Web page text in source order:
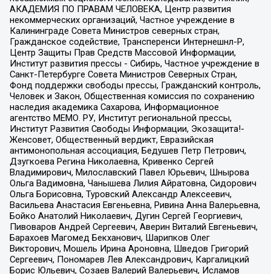
АКАДЕМИЯ ПО ПРАВАМ ЧЕЛОВЕКА, Центр развития
некоммерческих организаций, Частное учреждение в
Калининграде Совета Министров северных стран,
Гражданское содействие, Трансперенси Интернешнл-Р,
Центр Защиты Прав Средств Массовой Информации,
Институт развития прессы - Сибирь, Частное учреждение в
Санкт-Петербурге Совета Министров Северных Стран,
Фонд поддержки свободы прессы, Гражданский контроль,
Человек и Закон, Общественная комиссия по сохранению
наследия академика Сахарова, Информационное
агентство МЕМО. РУ, Институт региональной прессы,
Институт Развития Свободы Информации, Экозащита!-
Женсовет, Общественный вердикт, Евразийская
антимонопольная ассоциация, Бедушев Петр Петрович,
Дзугкоева Регина Николаевна, Кривенко Сергей
Владимирович, Милославский Павел Юрьевич, Шнырова
Ольга Вадимовна, Чанышева Лилия Айратовна, Сидорович
Ольга Борисовна, Туровский Александр Алексеевич,
Васильева Анастасия Евгеньевна, Ривина Анна Валерьевна,
Бойко Анатолий Николаевич, Дугин Сергей Георгиевич,
Пивоваров Андрей Сергеевич, Аверин Виталий Евгеньевич,
Барахоев Магомед Бекханович, Шарипков Олег
Викторович, Мошель Ирина Ароновна, Шведов Григорий
Сергеевич, Пономарев Лев Александрович, Каргалицкий
Борис Юльевич, Созаев Валерий Валерьевич, Исламов